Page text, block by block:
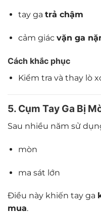
tay ga trả chậm
cảm giác vặn ga
Cách khắc phục
Kiểm tra và thay lò
5. Cụm Tay Ga Bị
Sau nhiều năm sử
mòn
ma sát lớn
Điều này khiến tay ga
mua.